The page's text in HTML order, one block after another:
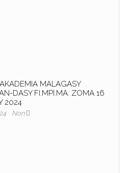
AKADEMIA MALAGASY
DASY FI.MPI.MA. ZOMA 16
2024
Non